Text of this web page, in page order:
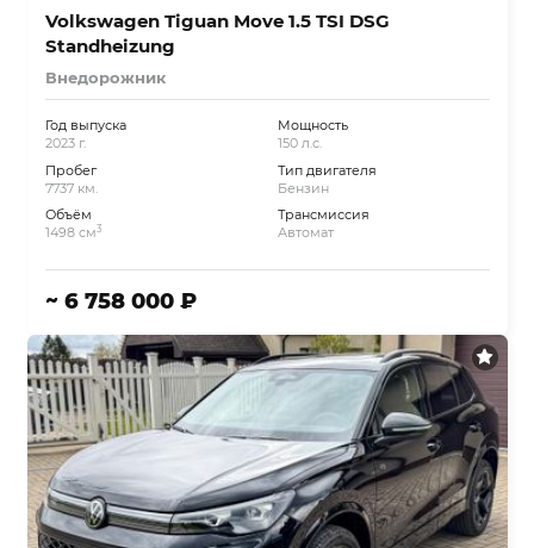
Volkswagen Tiguan Move 1.5 TSI DSG
Standheizung
Внедорожник
Год выпуска
2023 г.
Пробег
7737 км.
Объём
1498 см3
Мощность
150 л.с.
Тип двигателя
Бензин
Трансмиссия
Автомат
~ 6 758 000 ₽